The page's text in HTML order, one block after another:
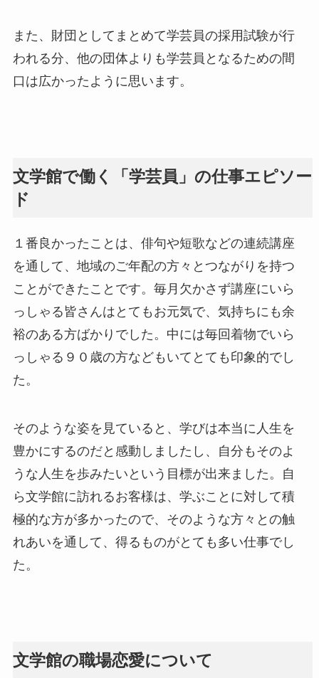
また、財団としてまとめて学芸員の採用試験が行
われる分、他の団体よりも学芸員となるための間
口は広かったように思います。
文学館で働く「学芸員」の仕事エピソー
ド
１番良かったことは、俳句や短歌などの連続講座
を通して、地域のご年配の方々とつながりを持つ
ことができたことです。毎月欠かさず講座にいら
っしゃる皆さんはとてもお元気で、気持ちにも余
裕のある方ばかりでした。中には毎回着物でいら
っしゃる９０歳の方などもいてとても印象的でし
た。
そのような姿を見ていると、学びは本当に人生を
豊かにするのだと感動しましたし、自分もそのよ
うな人生を歩みたいという目標が出来ました。自
ら文学館に訪れるお客様は、学ぶことに対して積
極的な方が多かったので、そのような方々との触
れあいを通して、得るものがとても多い仕事でし
た。
文学館の職場恋愛について